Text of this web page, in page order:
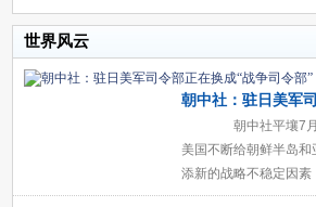
世界风云
朝中社：驻日美军
换成“战争司令部”
朝中社平壤7
美国不断给朝鲜半岛和
添新的战略不稳定因素
的战争乌云。 7月